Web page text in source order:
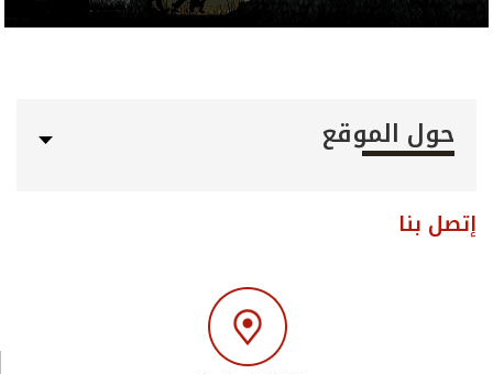
حول الموقع
إتصل بنا